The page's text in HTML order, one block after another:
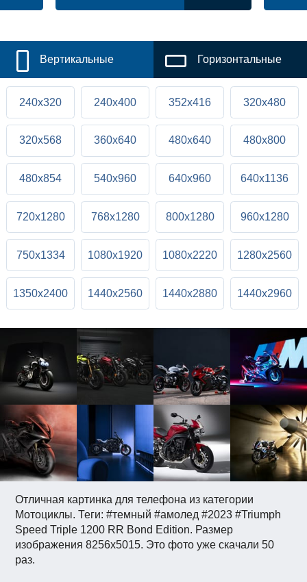
Отличная картинка для телефона из категории
Мотоциклы. Теги: #темный #амолед #2023 #Triumph
Speed Triple 1200 RR Bond Edition. Размер
изображения 8256x5015. Это фото уже скачали 50
раз.
Вертикальные Горизонтальные
240x320 240x400 352x416 320x480
320x568 360x640 480x640 480x800
480x854 540x960 640x960 640x1136
720x1280 768x1280 800x1280 960x1280
750x1334 1080x1920 1080x2220 1280x2560
1350x2400 1440x2560 1440x2880 1440x2960